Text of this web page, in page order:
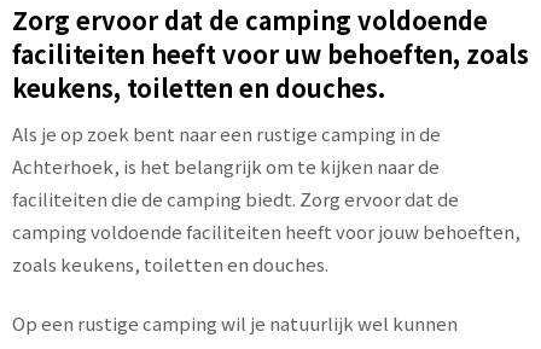
Zorg ervoor dat de camping voldoende
faciliteiten heeft voor uw behoeften, zoals
keukens, toiletten en douches.
Als je op zoek bent naar een rustige camping in de
Achterhoek, is het belangrijk om te kijken naar de
faciliteiten die de camping biedt. Zorg ervoor dat de
camping voldoende faciliteiten heeft voor jouw behoeften,
zoals keukens, toiletten en douches.
Op een rustige camping wil je natuurlijk wel kunnen